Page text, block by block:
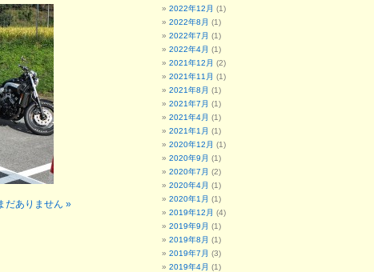
だありません »
2022年12月 (1)
2022年8月 (1)
2022年7月 (1)
2022年4月 (1)
2021年12月 (2)
2021年11月 (1)
2021年8月 (1)
2021年7月 (1)
2021年4月 (1)
2021年1月 (1)
2020年12月 (1)
2020年9月 (1)
2020年7月 (2)
2020年4月 (1)
2020年1月 (1)
2019年12月 (4)
2019年9月 (1)
2019年8月 (1)
2019年7月 (3)
2019年4月 (1)